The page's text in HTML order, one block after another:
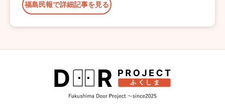
福島民報で詳細記事を見る